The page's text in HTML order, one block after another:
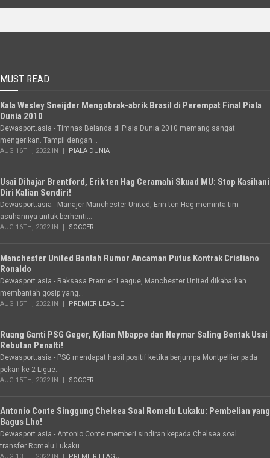
MUST READ
Kala Wesley Sneijder Mengobrak-abrik Brasil di Perempat Final Piala
Dunia 2010
Dewasport.asia - Timnas Belanda di Piala Dunia 2010 memang sangat
mengerikan. Tampil dengan...
AUG 16TH, 2022 IN PIALA DUNIA
Usai Dihajar Brentford, Erik ten Hag Ceramahi Skuad MU: Stop Kasihani
Diri Kalian Sendiri!
Dewasport.asia - Manajer Manchester United, Erin ten Hag meminta tim
asuhannya untuk berhenti...
AUG 16TH, 2022 IN SOCCER
Manchester United Bantah Rumor Ancaman Putus Kontrak Cristiano
Ronaldo
Dewasport.asia - Raksasa Premier League, Manchester United dikabarkan
membantah gosip yang...
AUG 15TH, 2022 IN PREMIER LEAGUE
Ruang Ganti PSG Geger, Kylian Mbappe dan Neymar Saling Bentak Usai
Rebutan Penalti!
Dewasport.asia - PSG mendapat hasil positif ketika berjumpa Montpellier pada
pekan ke-2 Ligue...
AUG 15TH, 2022 IN SOCCER
Antonio Conte Singgung Chelsea Soal Romelu Lukaku: Pembelian yang
Bagus Lho!
Dewasport.asia - Antonio Conte memberi sindiran kepada Chelsea soal
transfer Romelu Lukaku....
AUG 13TH, 2022 IN PREMIER LEAGUE